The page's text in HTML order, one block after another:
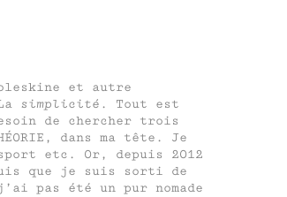
et autre
simplicité . Tout est
de chercher trois
dans ma tête. Je
etc. Or, depuis 2012
que je suis sorti de
pas été un pur nomade